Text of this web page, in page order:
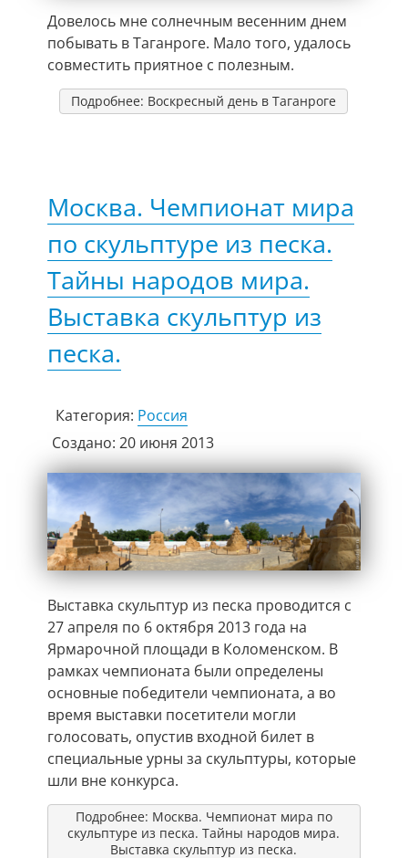
Довелось мне солнечным весенним днем
побывать в Таганроге. Мало того, удалось
совместить приятное с полезным.
Подробнее: Воскресный день в Таганроге
Москва. Чемпионат мира
по скульптуре из песка.
Тайны народов мира.
Выставка скульптур из
песка.
Категория: Россия
Создано: 20 июня 2013
Выставка скульптур из песка проводится с
27 апреля по 6 октября 2013 года на
Ярмарочной площади в Коломенском. В
рамках чемпионата были определены
основные победители чемпионата, а во
время выставки посетители могли
голосовать, опустив входной билет в
специальные урны за скульптуры, которые
шли вне конкурса.
Подробнее: Москва. Чемпионат мира по
скульптуре из песка. Тайны народов мира.
Выставка скульптур из песка.